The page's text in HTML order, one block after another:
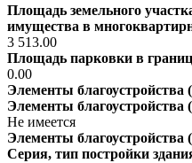
Площадь земельного
имущества в
3 513.00
Площадь парковки в
0.00
Элементы благоустройства
Элементы
Не имеется
Элементы благоустройства
Серия, тип постройки